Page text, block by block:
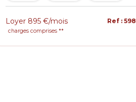
Loyer 895 €/mois
charges comprises **
Ref : 598